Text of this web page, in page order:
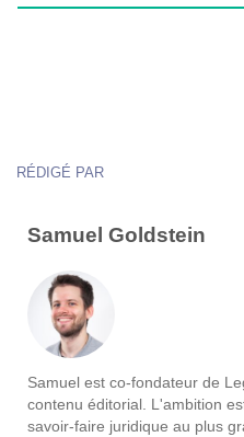
RÉDIGÉ PAR
Samuel Goldstein
Samuel est co-fondateur de
contenu éditorial. L'ambition
savoir-faire juridique au plus